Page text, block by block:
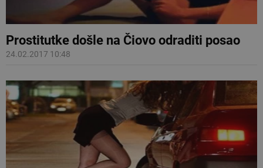
Prostitutke došle na Čiovo odraditi posao
24.02.2017 10:48